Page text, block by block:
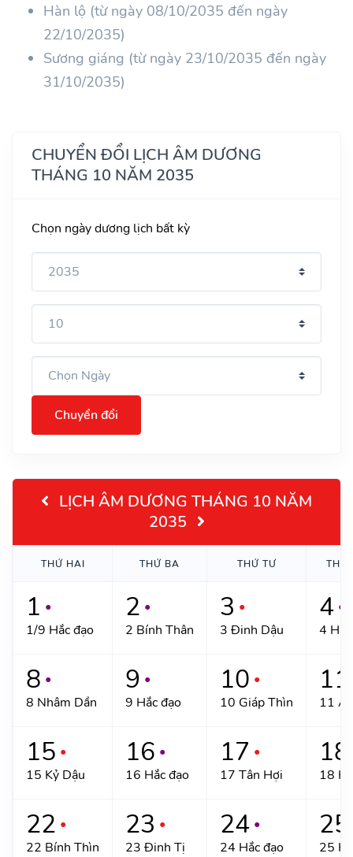
Hàn lộ (từ ngày 08/10/2035 đến ngày
22/10/2035)
Sương giáng (từ ngày 23/10/2035 đến ngày
31/10/2035)
CHUYỂN ĐỔI LỊCH ÂM DƯƠNG
THÁNG 10 NĂM 2035
Chọn ngày dương lịch bất kỳ
Chuyển đổi
LỊCH ÂM DƯƠNG THÁNG 10 NĂM
2035
THỨ HAI THỨ BA THỨ TƯ THỨ
1 ●
1/9 Hắc đạo
2 ●
2 Bính Thân
3 ●
3 Đinh Dậu
4 ●
4
8 ●
8 Nhâm Dần
9 ●
9 Hắc đạo
10 ●
10 Giáp Thìn
11
11
15 ●
15 Kỷ Dậu
16 ●
16 Hắc đạo
17 ●
17 Tân Hợi
18
18
22 ●
22 Bính Thìn
23 ●
23 Đinh Tị
24 ●
24 Hắc đạo
25
25